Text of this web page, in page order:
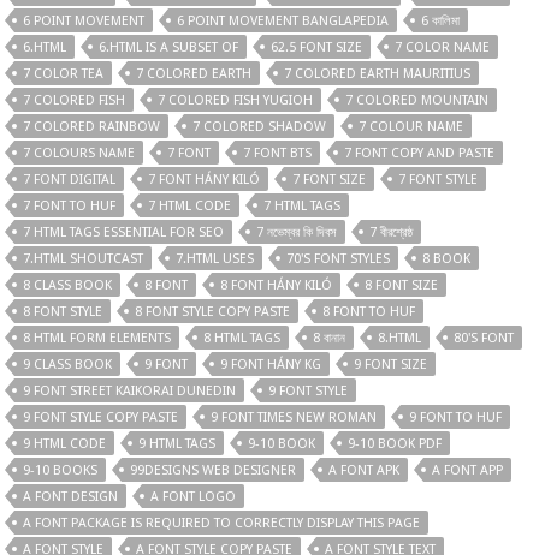
6 POINT MOVEMENT
6 POINT MOVEMENT BANGLAPEDIA
6 কালিমা
6.HTML
6.HTML IS A SUBSET OF 62.5 FONT SIZE
7 COLOR NAME
7 COLOR TEA
7 COLORED EARTH
7 COLORED EARTH MAURITIUS
7 COLORED FISH
7 COLORED FISH YUGIOH
7 COLORED MOUNTAIN
7 COLORED RAINBOW
7 COLORED SHADOW
7 COLOUR NAME
7 COLOURS NAME
7 FONT 7 FONT BTS
7 FONT COPY AND PASTE
7 FONT DIGITAL
7 FONT HÁNY KILÓ 7 FONT SIZE
7 FONT STYLE
7 FONT TO HUF
7 HTML CODE
7 HTML TAGS
7 HTML TAGS ESSENTIAL FOR SEO
7 নভেম্বর কি দিবস
7 বীরশ্রেষ্ঠ
7.HTML SHOUTCAST
7.HTML USES 70'S FONT STYLES
8 BOOK
8 CLASS BOOK
8 FONT 8 FONT HÁNY KILÓ
8 FONT SIZE
8 FONT STYLE
8 FONT STYLE COPY PASTE
8 FONT TO HUF
8 HTML FORM ELEMENTS
8 HTML TAGS 8 বানান 8.HTML
80'S FONT
9 CLASS BOOK
9 FONT 9 FONT HÁNY KG
9 FONT SIZE
9 FONT STREET KAIKORAI DUNEDIN
9 FONT STYLE
9 FONT STYLE COPY PASTE
9 FONT TIMES NEW ROMAN
9 FONT TO HUF
9 HTML CODE
9 HTML TAGS 9-10 BOOK
9-10 BOOK PDF
9-10 BOOKS
99DESIGNS WEB DESIGNER A FONT APK
A FONT APP
A FONT DESIGN
A FONT LOGO
A FONT PACKAGE IS REQUIRED TO CORRECTLY DISPLAY THIS PAGE
A FONT STYLE
A FONT STYLE COPY PASTE
A FONT STYLE TEXT